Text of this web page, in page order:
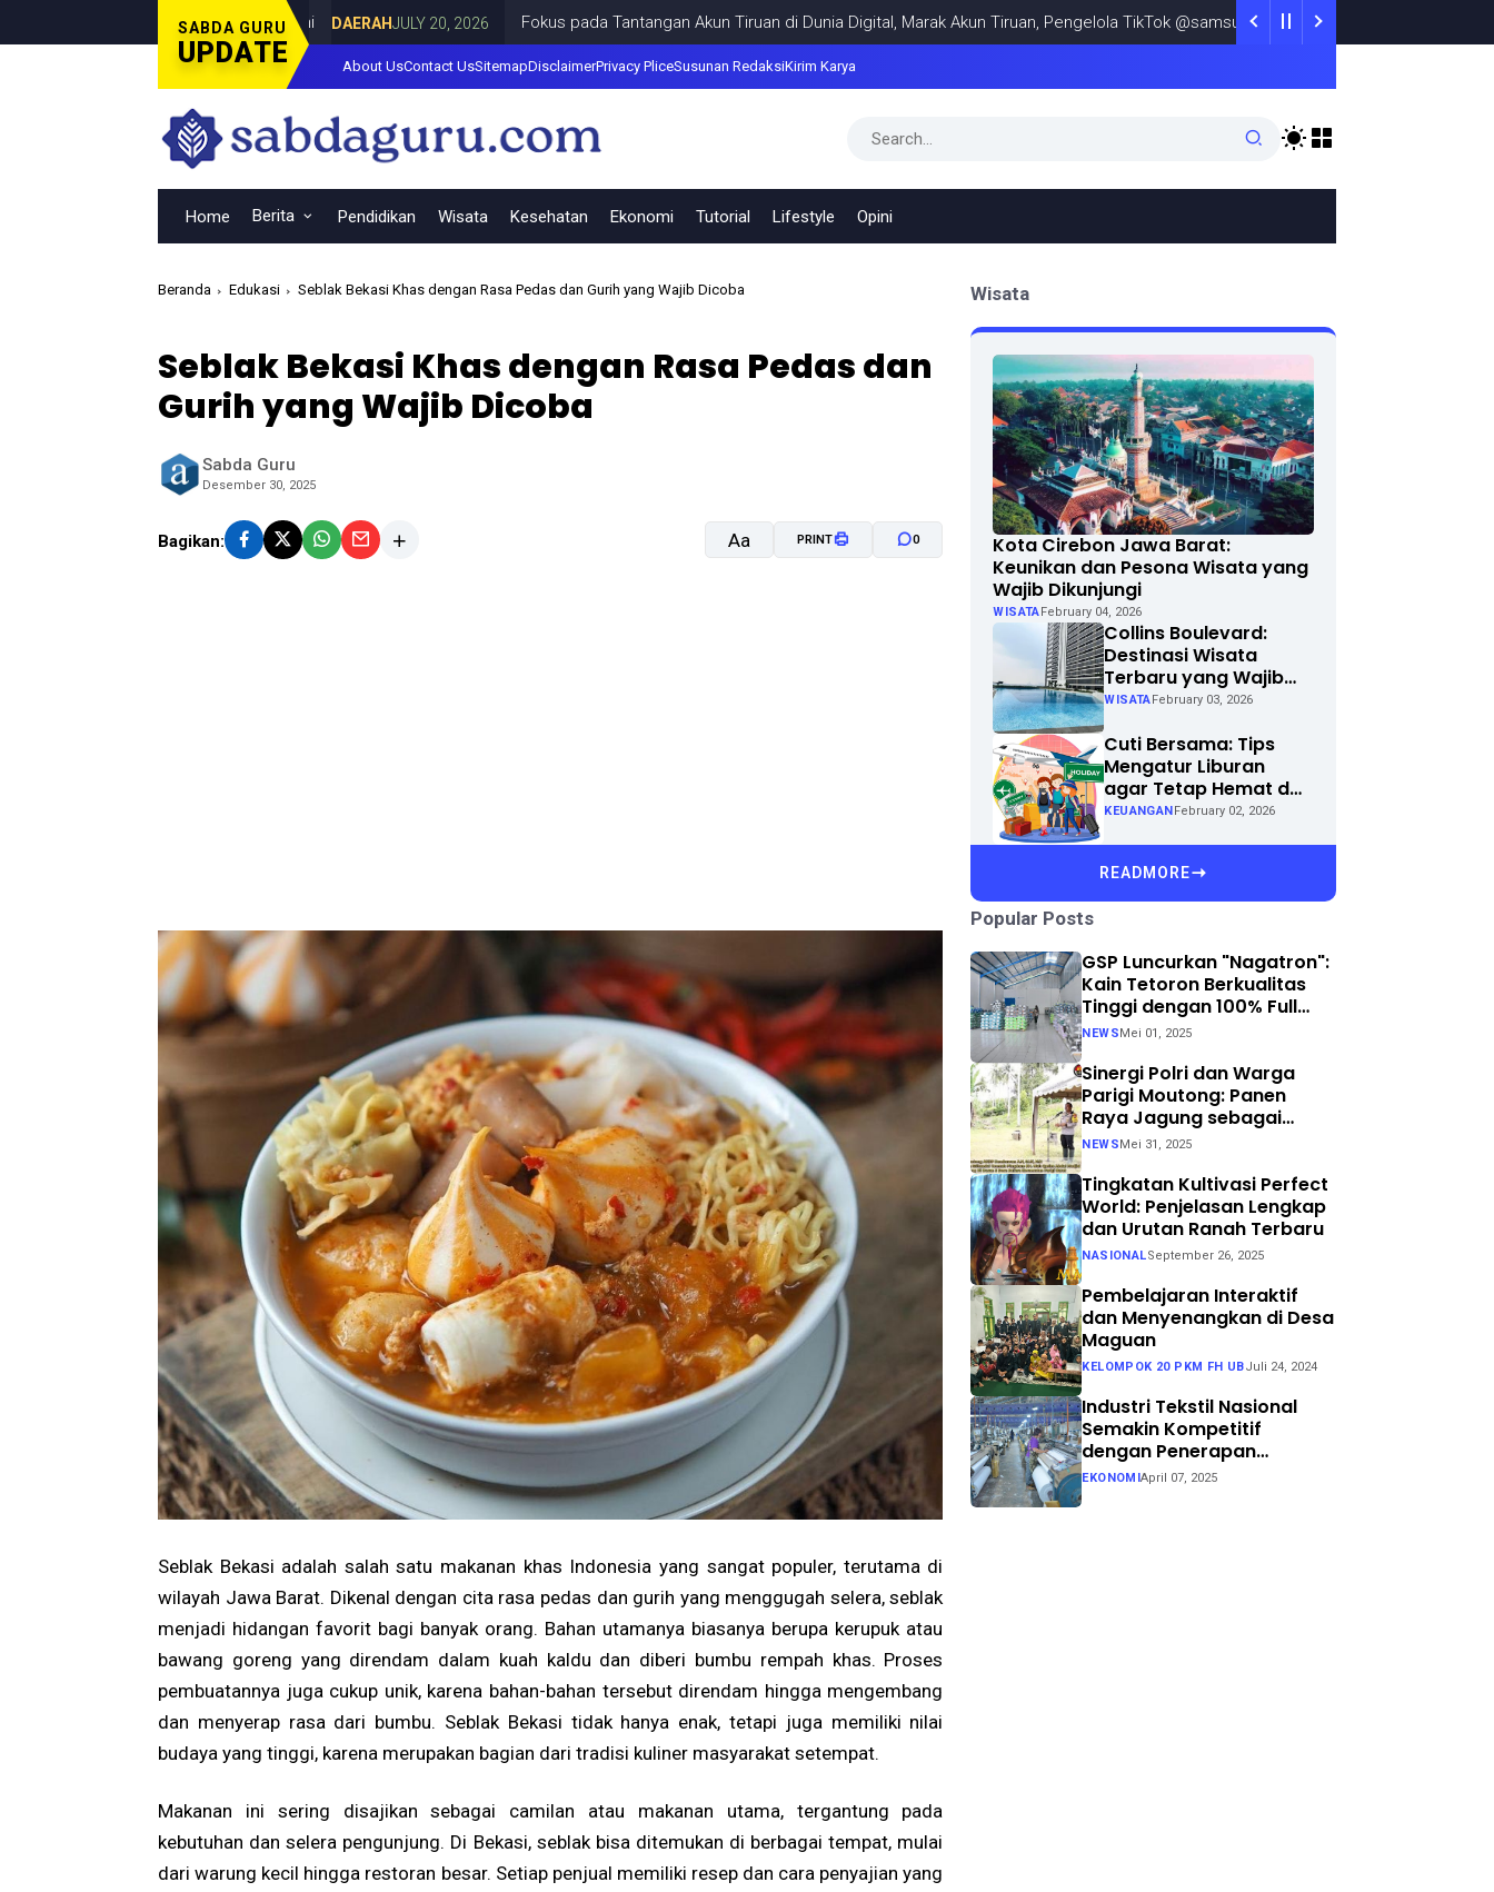
SABDA GURU
UPDATE
Dina Lorenza di Curahdami DAERAH JULY 20, 2026 Fokus pada Tantangan Akun Tiruan di Dunia Digital, Marak Akun Tiruan, Pengelola TikTok @samsungstore.ta Siapkan Langkah Verifikasi
About UsContact UsSitemapDisclaimerPrivacy PliceSusunan RedaksiKirim Karya
Home Berita Pendidikan Wisata Kesehatan Ekonomi Tutorial Lifestyle Opini
Beranda Edukasi Seblak Bekasi Khas dengan Rasa Pedas dan Gurih yang Wajib Dicoba
Seblak Bekasi Khas dengan Rasa Pedas dan
Gurih yang Wajib Dicoba
Sabda Guru
Desember 30, 2025
Bagikan: Aa PRINT 0
Seblak Bekasi adalah salah satu makanan khas Indonesia yang sangat populer, terutama di
wilayah Jawa Barat. Dikenal dengan cita rasa pedas dan gurih yang menggugah selera, seblak
menjadi hidangan favorit bagi banyak orang. Bahan utamanya biasanya berupa kerupuk atau
bawang goreng yang direndam dalam kuah kaldu dan diberi bumbu rempah khas. Proses
pembuatannya juga cukup unik, karena bahan-bahan tersebut direndam hingga mengembang
dan menyerap rasa dari bumbu. Seblak Bekasi tidak hanya enak, tetapi juga memiliki nilai
budaya yang tinggi, karena merupakan bagian dari tradisi kuliner masyarakat setempat.
Makanan ini sering disajikan sebagai camilan atau makanan utama, tergantung pada
kebutuhan dan selera pengunjung. Di Bekasi, seblak bisa ditemukan di berbagai tempat, mulai
dari warung kecil hingga restoran besar. Setiap penjual memiliki resep dan cara penyajian yang
Wisata
Kota Cirebon Jawa Barat:
Keunikan dan Pesona Wisata yang
Wajib Dikunjungi
WISATA February 04, 2026
Collins Boulevard:
Destinasi Wisata
Terbaru yang Wajib
Dikunjungi di Kota
WISATA February 03, 2026
Cuti Bersama: Tips
Mengatur Liburan
agar Tetap Hemat dan
Menyenangkan
KEUANGAN February 02, 2026
READMORE
Popular Posts
GSP Luncurkan "Nagatron":
Kain Tetoron Berkualitas
Tinggi dengan 100% Full
Process
NEWS Mei 01, 2025
Sinergi Polri dan Warga
Parigi Moutong: Panen
Raya Jagung sebagai
Langkah Nyata Menuju
NEWS Mei 31, 2025
Tingkatan Kultivasi Perfect
World: Penjelasan Lengkap
dan Urutan Ranah Terbaru
NASIONALSeptember 26, 2025
Pembelajaran Interaktif
dan Menyenangkan di Desa
Maguan
KELOMPOK 20 PKM FH UBJuli 24, 2024
Industri Tekstil Nasional
Semakin Kompetitif
dengan Penerapan
Teknologi Air Jet Loom dan
EKONOMIApril 07, 2025